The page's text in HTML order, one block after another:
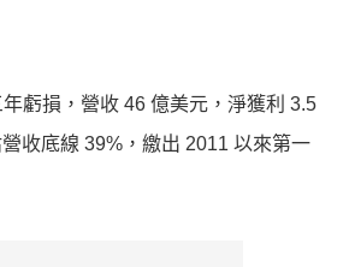
虧損，營收 46 億美元，淨獲利 3.5
收底線 39%，繳出 2011 以來第一